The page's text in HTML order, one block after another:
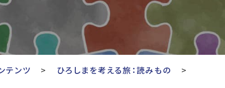
テンツ ひろしまを考える旅：読みもの